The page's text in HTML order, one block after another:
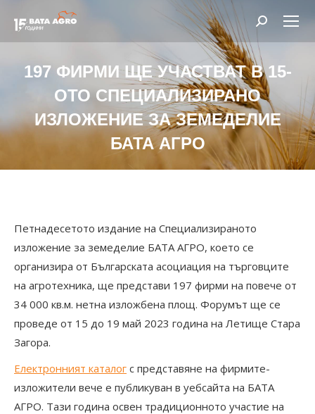
Search:
197 ФИРМИ ЩЕ УЧАСТВАТ В 15-
ОТО СПЕЦИАЛИЗИРАНО
ИЗЛОЖЕНИЕ ЗА ЗЕМЕДЕЛИЕ
БАТА АГРО
You are here:
Петнадесетото издание на Специализираното
изложение за земеделие БАТА АГРО, което се
организира от Българската асоциация на търговците
на агротехника, ще представи 197 фирми на повече от
34 000 кв.м. нетна изложбена площ. Форумът ще се
проведе от 15 до 19 май 2023 година на Летище Стара
Загора.
Електронният каталог с представяне на фирмите-
изложители вече е публикуван в уебсайта на БАТА
АГРО. Тази година освен традиционното участие на